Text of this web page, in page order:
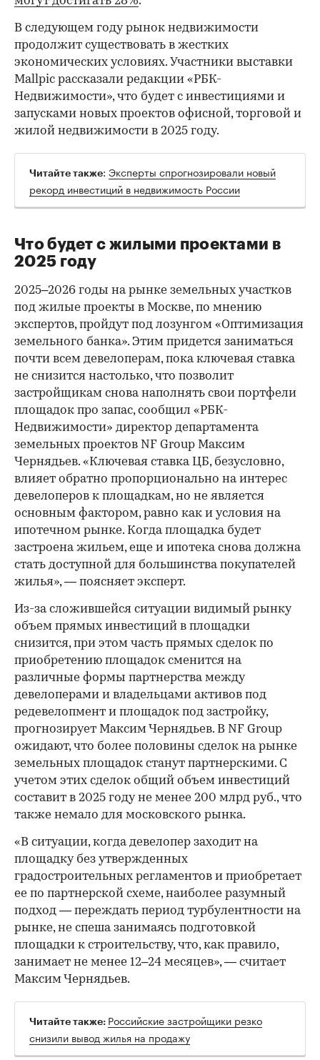
В следующем году рынок недвижимости
продолжит существовать в жестких
экономических условиях. Участники выставки
Mallpic рассказали редакции «РБК-
Недвижимости», что будет с инвестициями и
запусками новых проектов офисной, торговой и
жилой недвижимости в 2025 году.
Читайте также: Эксперты спрогнозировали новый
рекорд инвестиций в недвижимость России
Что будет с жилыми проектами в
2025 году
2025–2026 годы на рынке земельных участков
под жилые проекты в Москве, по мнению
экспертов, пройдут под лозунгом «Оптимизация
земельного банка». Этим придется заниматься
почти всем девелоперам, пока ключевая ставка
не снизится настолько, что позволит
застройщикам снова наполнять свои портфели
площадок про запас, сообщил «РБК-
Недвижимости» директор департамента
земельных проектов NF Group Максим
Чернядьев. «Ключевая ставка ЦБ, безусловно,
влияет обратно пропорционально на интерес
девелоперов к площадкам, но не является
основным фактором, равно как и условия на
ипотечном рынке. Когда площадка будет
застроена жильем, еще и ипотека снова должна
стать доступной для большинства покупателей
жилья», — поясняет эксперт.
Из-за сложившейся ситуации видимый рынку
объем прямых инвестиций в площадки
снизится, при этом часть прямых сделок по
приобретению площадок сменится на
различные формы партнерства между
девелоперами и владельцами активов под
редевелопмент и площадок под застройку,
прогнозирует Максим Чернядьев. В NF Group
ожидают, что более половины сделок на рынке
земельных площадок станут партнерскими. С
учетом этих сделок общий объем инвестиций
составит в 2025 году не менее 200 млрд руб., что
также немало для московского рынка.
«В ситуации, когда девелопер заходит на
площадку без утвержденных
градостроительных регламентов и приобретает
ее по партнерской схеме, наиболее разумный
подход — переждать период турбулентности на
рынке, не спеша занимаясь подготовкой
площадки к строительству, что, как правило,
занимает не менее 12–24 месяцев», — считает
Максим Чернядьев.
Читайте также: Российские застройщики резко
снизили вывод жилья на продажу